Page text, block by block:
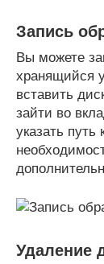
Запись
Вы можете
хранящийся
вставить
зайти во
указать
Удаление